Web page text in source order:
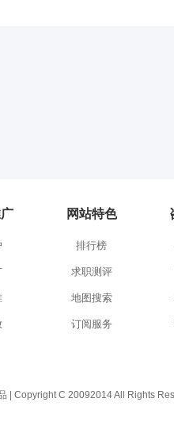
网站特色
排行榜
求职测评
地图搜索
订阅服务
| Copyright C 20092014 All Rights